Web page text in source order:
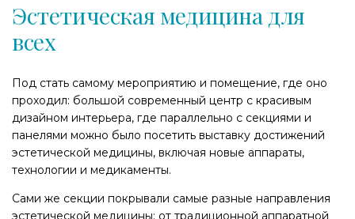
Эстетическая медицина для
всех
Под стать самому мероприятию и помещение, где оно
проходил: большой современный центр с красивым
дизайном интерьера, где параллельно с секциями и
панелями можно было посетить выставку достижений
эстетической медицины, включая новые аппараты,
технологии и медикаменты.
Сами же секции покрывали самые разные направления
эстетической медицины: от традиционной аппаратной